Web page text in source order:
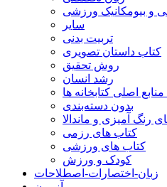
و بیومکانیک ورزشی
سایر
تربیت بدنی
کتاب داستان تصویری
روش تحقیق
رشد انسان
اصلی کتابخانه ها
بدون دسته‌بندی
رنگ آمیزی و ماندالا
کتاب های رزمی
کتاب های ورزشی
کودک و ورزش
زبان-اختصارات-اصطلاحات